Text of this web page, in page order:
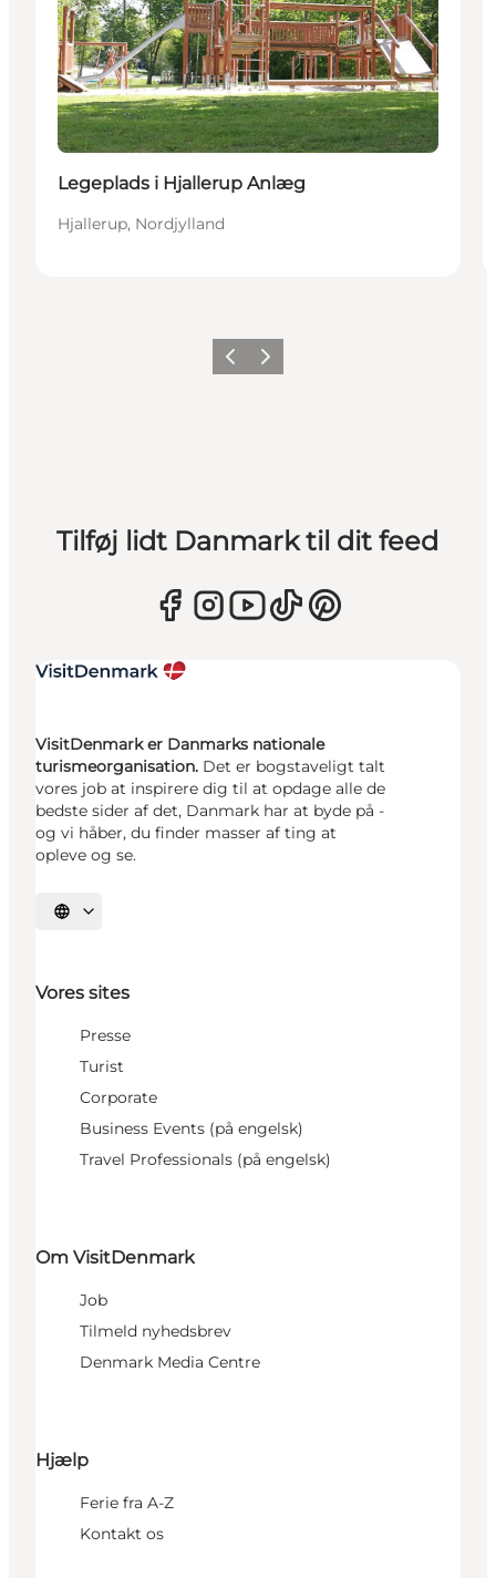
Legeplads i Hjallerup Anlæg
Hjallerup, Nordjylland
ForrigeNæste
Tilføj lidt Danmark til dit feed
VisitDenmark er Danmarks nationale
turismeorganisation. Det er bogstaveligt talt
vores job at inspirere dig til at opdage alle de
bedste sider af det, Danmark har at byde på -
og vi håber, du finder masser af ting at
opleve og se.
Vælg sprog
Vores sites
Presse
Turist
Corporate
Business Events (på engelsk)
Travel Professionals (på engelsk)
Om VisitDenmark
Job
Tilmeld nyhedsbrev
Denmark Media Centre
Hjælp
Ferie fra A-Z
Kontakt os